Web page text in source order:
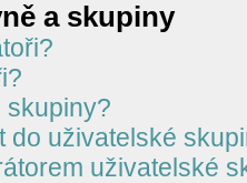
a skupiny
skupiny?
do uživatelské
uživatelské